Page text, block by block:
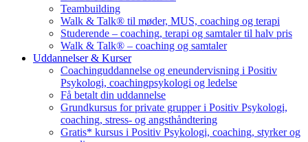
Teambuilding
Walk & Talk® til møder, MUS, coaching og terapi
Studerende – coaching, terapi og samtaler til halv pris
Walk & Talk® – coaching og samtaler
Uddannelser & Kurser
Coachinguddannelse og eneundervisning i Positiv
Psykologi, coachingpsykologi og ledelse
Få betalt din uddannelse
Grundkursus for private grupper i Positiv Psykologi,
coaching, stress- og angsthåndtering
Gratis* kursus i Positiv Psykologi, coaching, styrker og